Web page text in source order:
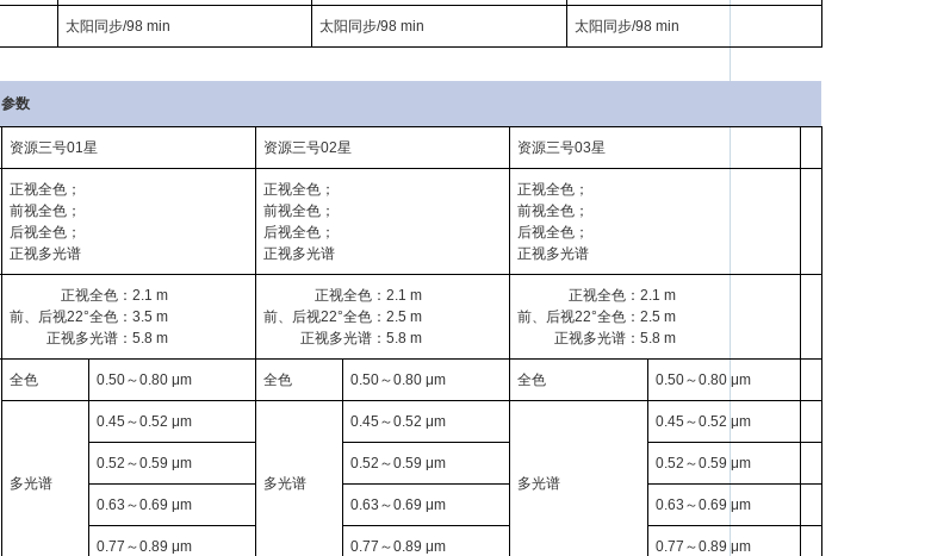
太阳同步/98 min 太阳同步/98 min
太阳同步/98 min
参数
资源三号01星 资源三号02星 资源三号03星
正视全色；
前视全色；
后视全色；
正视多光谱
正视全色；
前视全色；
后视全色；
正视多光谱
正视全色；
前视全色；
后视全色；
正视多光谱
正视全色：2.1 m
前、后视22°全色：3.5 m
正视多光谱：5.8 m
正视全色：2.1 m
前、后视22°全色：2.5 m
正视多光谱：5.8 m
正视全色：2.1 m
前、后视22°全色：2.5 m
正视多光谱：5.8 m
全色 0.50～0.80 μm 全色 0.50～0.80 μm 全色 0.50～0.80 μm
多光谱
0.45～0.52 μm
多光谱
0.45～0.52 μm
多光谱
0.45～0.52 μm
0.52～0.59 μm 0.52～0.59 μm 0.52～0.59 μm
0.63～0.69 μm 0.63～0.69 μm 0.63～0.69 μm
0.77～0.89 μm 0.77～0.89 μm 0.77～0.89 μm